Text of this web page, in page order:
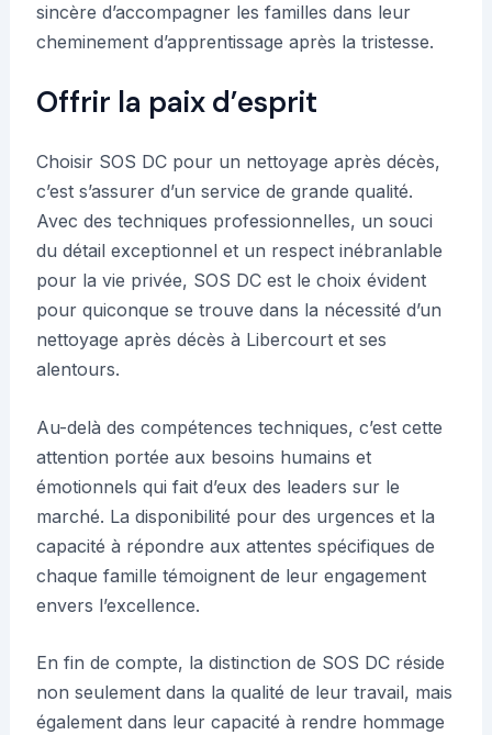
sincère d’accompagner les familles dans leur
cheminement d’apprentissage après la tristesse.
Offrir la paix d’esprit
Choisir SOS DC pour un nettoyage après décès,
c’est s’assurer d’un service de grande qualité.
Avec des techniques professionnelles, un souci
du détail exceptionnel et un respect inébranlable
pour la vie privée, SOS DC est le choix évident
pour quiconque se trouve dans la nécessité d’un
nettoyage après décès à Libercourt et ses
alentours.
Au-delà des compétences techniques, c’est cette
attention portée aux besoins humains et
émotionnels qui fait d’eux des leaders sur le
marché. La disponibilité pour des urgences et la
capacité à répondre aux attentes spécifiques de
chaque famille témoignent de leur engagement
envers l’excellence.
En fin de compte, la distinction de SOS DC réside
non seulement dans la qualité de leur travail, mais
également dans leur capacité à rendre hommage